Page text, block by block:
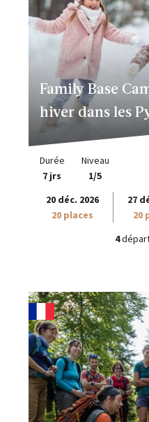
Family Base
hiver dans les
Durée
7 jrs
Niveau
1/5
20 déc. 2026
20 places
27
20
4